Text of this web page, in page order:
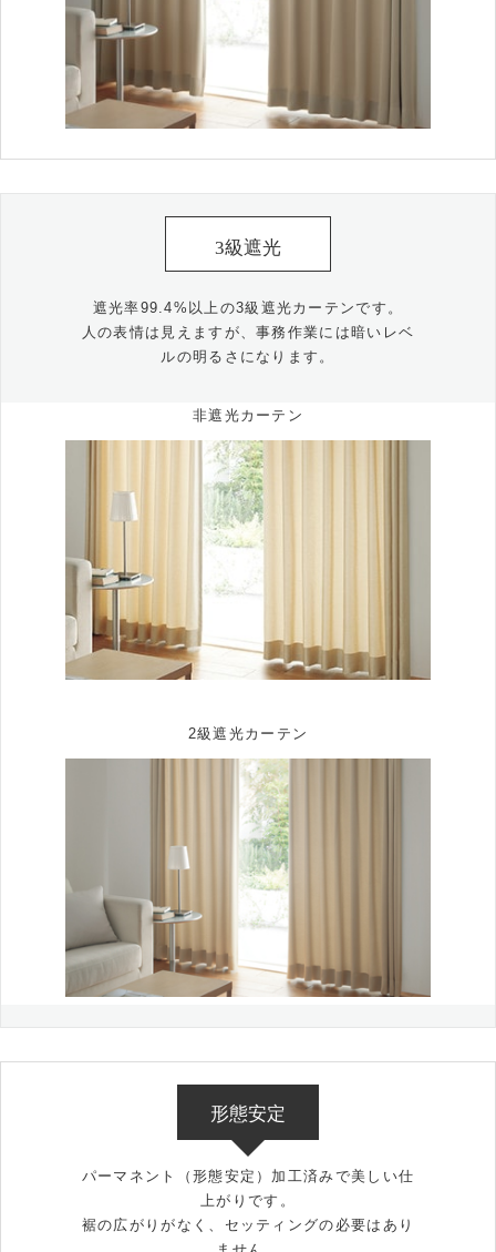
3級遮光
遮光率99.4%以上の3級遮光カーテンです。
人の表情は見えますが、事務作業には暗いレベ
ルの明るさになります。
非遮光カーテン
2級遮光カーテン
形態安定
パーマネント（形態安定）加工済みで美しい仕
上がりです。
裾の広がりがなく、セッティングの必要はあり